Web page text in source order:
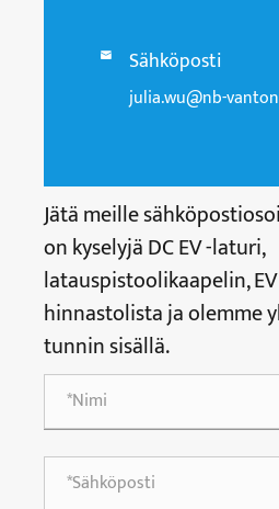
 Sähköposti
julia.wu@nb-
Jätä meille
on kyselyjä DC EV -laturi,
latauspistoolikaapelin,
hinnastolista ja olemme
tunnin sisällä.